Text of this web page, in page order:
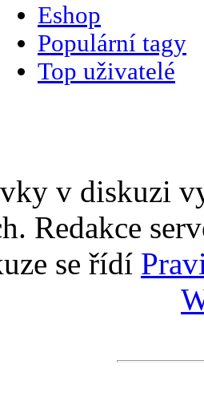
Eshop
Populární tagy
Top uživatelé
v diskuzi
Redakce
se řídí